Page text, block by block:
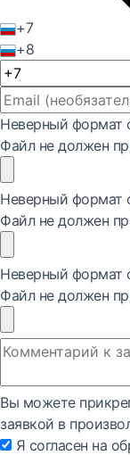
+7
+8
Неверный формат
Файл не должен
Неверный формат
Файл не должен
Неверный формат
Файл не должен
Вы можете
заявкой в
Я согласен на